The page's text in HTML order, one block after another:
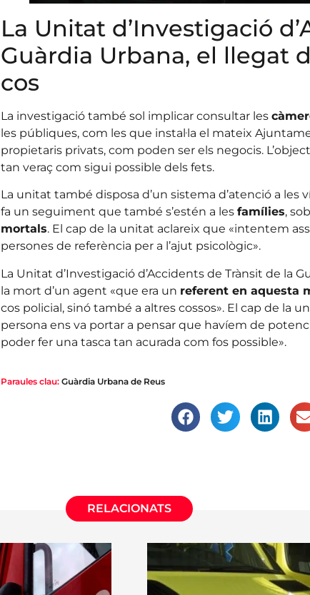
La Unitat d’Investigació
Guàrdia Urbana, el llegat
cos
La investigació també sol implicar consultar les
les públiques, com les que instal·la el mateix
propietaris privats, com poden ser els negocis.
tan veraç com sigui possible dels fets.
La unitat també disposa d’un sistema d’atenció a les
fa un seguiment que també s’estén a les famílies,
mortals. El cap de la unitat aclareix que «intentem
persones de referència per a l’ajut psicològic».
La Unitat d’Investigació d’Accidents de Trànsit de la
la mort d’un agent «que era un referent en aquesta
cos policial, sinó també a altres cossos». El cap de la
persona ens va portar a pensar que havíem de
poder fer una tasca tan acurada com fos possible».
Paraules clau: Guàrdia Urbana de Reus
RELACIONATS